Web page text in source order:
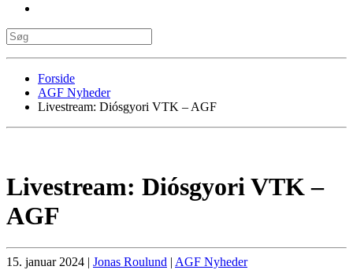
Forside
AGF Nyheder
Livestream: Diósgyori VTK – AGF
Livestream: Diósgyori VTK –
AGF
15. januar 2024 | Jonas Roulund | AGF Nyheder